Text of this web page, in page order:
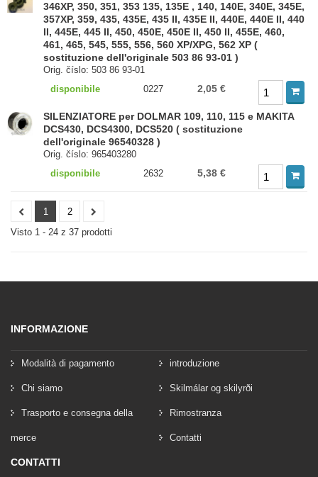
346XP, 350, 351, 353 135, 135E , 140, 140E, 340E, 345E,
357XP, 359, 435, 435E, 435 II, 435E II, 440E, 440E II, 440
II, 445E, 445 II, 450, 450E, 450E II, 450 II, 455E, 460,
461, 465, 545, 555, 556, 560 XP/XPG, 562 XP (
sostituzione dell'originale 503 86 93-01 )
Orig. číslo: 503 86 93-01
disponibile
0227 2,05 €
SILENZIATORE per DOLMAR 109, 110, 115 e MAKITA
DCS430, DCS4300, DCS520 ( sostituzione
dell'originale 96540328 )
Orig. číslo: 965403280
disponibile
2632 5,38 €
1
2
Visto 1 - 24 z 37 prodotti
INFORMAZIONE
Modalità di pagamento introduzione
Chi siamo Skilmálar og skilyrði
Trasporto e consegna della
merce
Rimostranza
Contatti
CONTATTI